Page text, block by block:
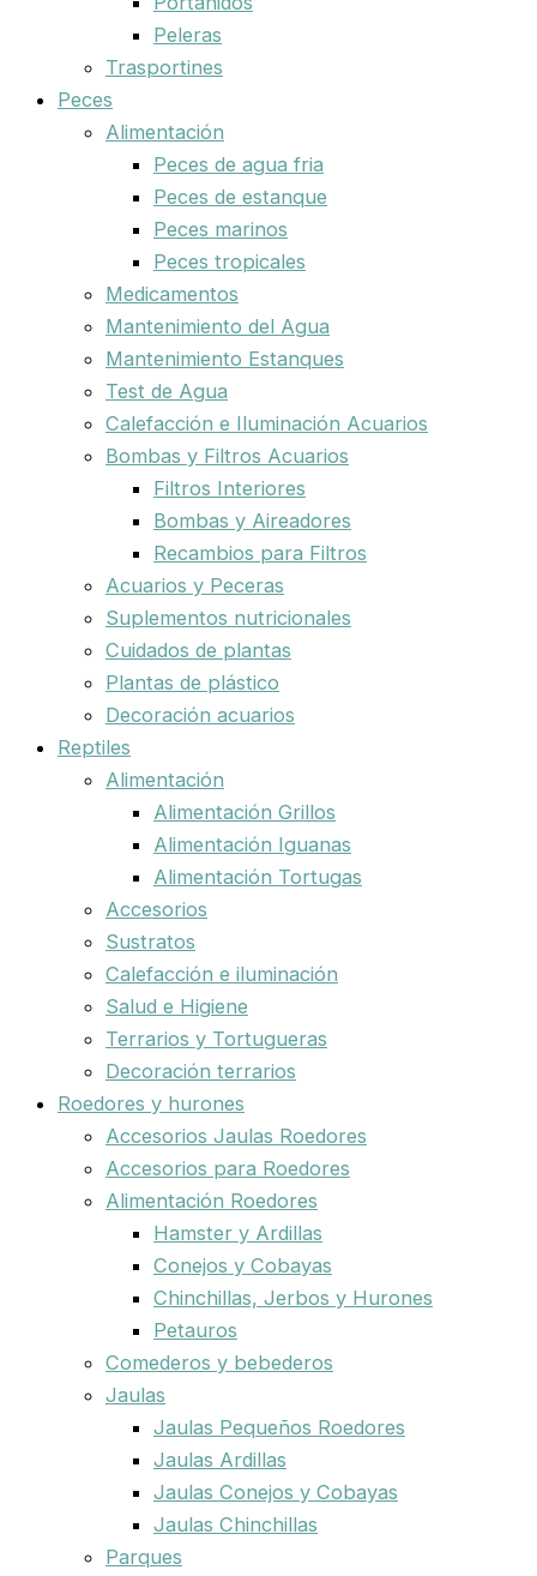
Peleras
Trasportines
Peces
Alimentación
Peces de agua fria
Peces de estanque
Peces marinos
Peces tropicales
Medicamentos
Mantenimiento del Agua
Mantenimiento Estanques
Test de Agua
Calefacción e Iluminación Acuarios
Bombas y Filtros Acuarios
Filtros Interiores
Bombas y Aireadores
Recambios para Filtros
Acuarios y Peceras
Suplementos nutricionales
Cuidados de plantas
Plantas de plástico
Decoración acuarios
Reptiles
Alimentación
Alimentación Grillos
Alimentación Iguanas
Alimentación Tortugas
Accesorios
Sustratos
Calefacción e iluminación
Salud e Higiene
Terrarios y Tortugueras
Decoración terrarios
Roedores y hurones
Accesorios Jaulas Roedores
Accesorios para Roedores
Alimentación Roedores
Hamster y Ardillas
Conejos y Cobayas
Chinchillas, Jerbos y Hurones
Petauros
Comederos y bebederos
Jaulas
Jaulas Pequeños Roedores
Jaulas Ardillas
Jaulas Conejos y Cobayas
Jaulas Chinchillas
Parques